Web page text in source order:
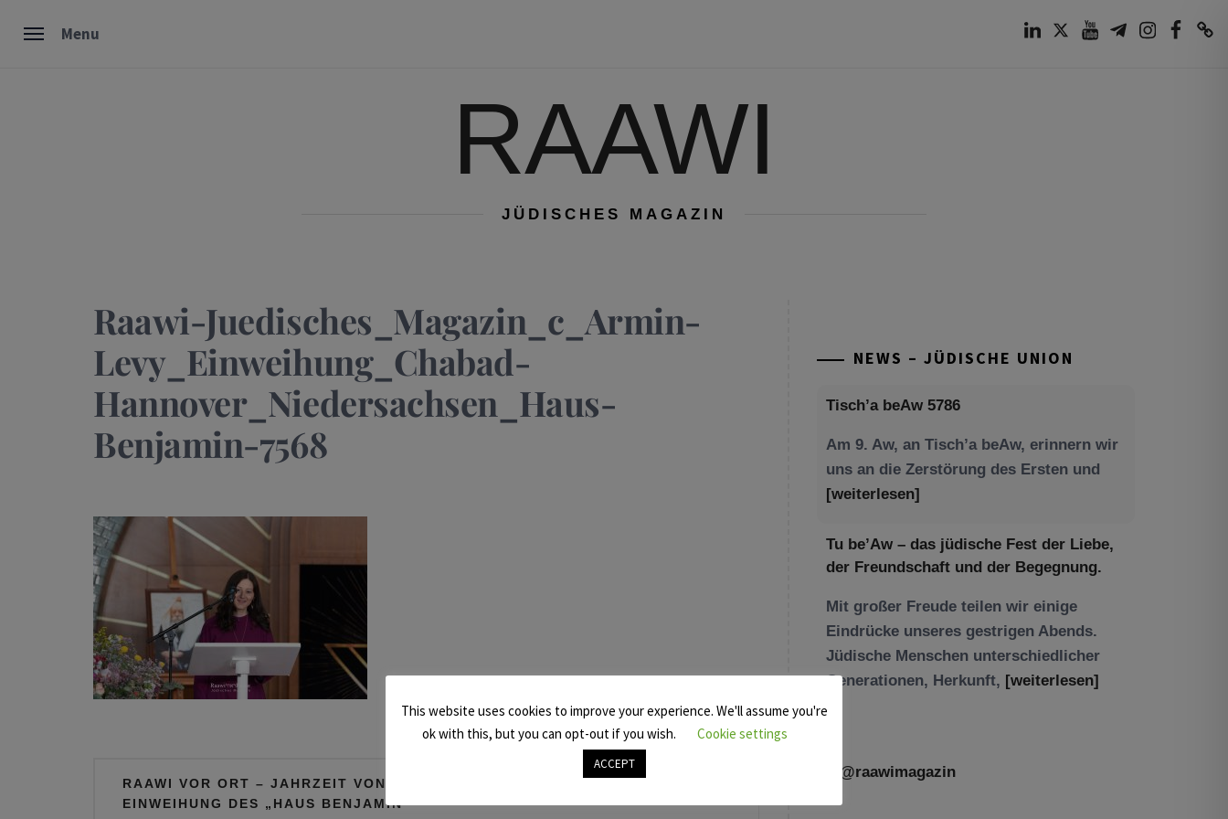
Menu
RAAWI
JÜDISCHES MAGAZIN
Raawi-Juedisches_Magazin_c_Armin-
Levy_Einweihung_Chabad-
Hannover_Niedersachsen_Haus-
Benjamin-7568
Beitragsnavigation
RAAWI VOR ORT – JAHRZEIT VON RABBINER BENJAMIN WOLFF SEL. A. UND
EINWEIHUNG DES „HAUS BENJAMIN“
NEWS – JÜDISCHE UNION
Tisch’a beAw 5786
Am 9. Aw, an Tisch’a beAw, erinnern wir
uns an die Zerstörung des Ersten und
[weiterlesen]
Tu be’Aw – das jüdische Fest der Liebe,
der Freundschaft und der Begegnung.
Mit großer Freude teilen wir einige
Eindrücke unseres gestrigen Abends.
Jüdische Menschen unterschiedlicher
Generationen, Herkunft, [weiterlesen]
@raawimagazin
This website uses cookies to improve your experience. We'll assume you're
ok with this, but you can opt-out if you wish.
Cookie settings
ACCEPT